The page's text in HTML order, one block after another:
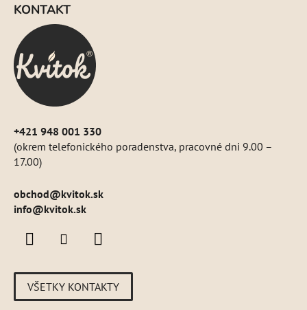
KONTAKT
+421 948 001 330
(okrem telefonického poradenstva, pracovné dni 9.00 –
17.00)
obchod@kvitok.sk
info@kvitok.sk
VŠETKY KONTAKTY